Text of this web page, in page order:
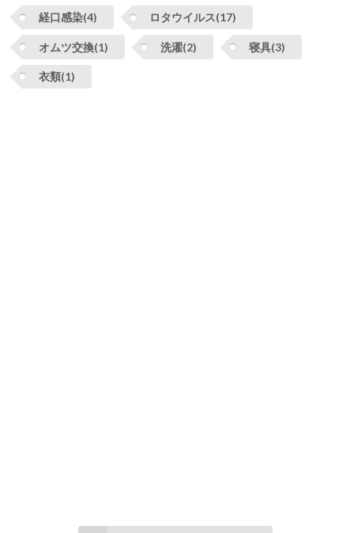
経口感染(4) ロタウイルス(17)
オムツ交換(1) 洗濯(2) 寝具(3)
衣類(1)